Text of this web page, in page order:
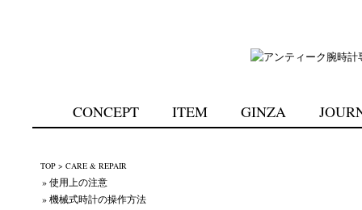
CONCEPT ITEM GINZA
TOP > CARE & REPAIR
» 使用上の注意
» 機械式時計の操作方法